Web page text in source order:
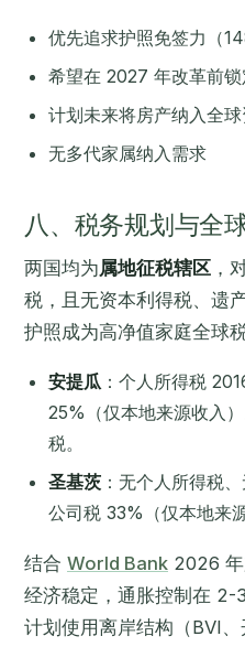
优先追求护照免签力（
希望在 2027 年改革前
计划未来将房产纳入全
无多代家属纳入需求
八、税务规划与全
两国均为属地征税辖区 ，
税，且无资本利得税、遗
护照成为高净值家庭全球
安提瓜 ：个人所得税
25%（仅本地来源收入
税。
圣基茨 ：无个人所得税
公司税 33%（仅本地来
结合 World Bank 2026
经济稳定，通胀控制在 2-
计划使用离岸结构（BVI